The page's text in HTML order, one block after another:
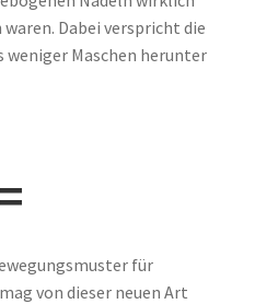
Dabei verspricht die
Maschen herunter
=
für
von dieser neuen Art